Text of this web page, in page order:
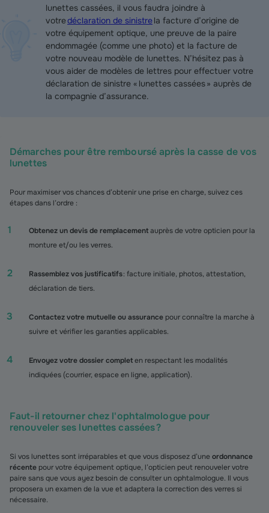
lunettes cassées, il vous faudra joindre à
votredéclaration de sinistrela facture d’origine de
votre équipement optique, une preuve de la paire
endommagée (comme une photo) et la facture de
votre nouveau modèle de lunettes. N’hésitez pas à
vous aider de modèles de lettres pour effectuer votre
déclaration de sinistre « lunettes cassées » auprès de
la compagnie d’assurance.
Démarches pour être remboursé après la casse de vos
lunettes
Pour maximiser vos chances d’obtenir une prise en charge, suivez ces
étapes dans l’ordre :
Obtenez un devis de remplacementauprès de votre opticien pour la
monture et/ou les verres.
Rassemblez vos justificatifs: facture initiale, photos, attestation,
déclaration de tiers.
Contactez votre mutuelle ou assurance pour connaître la marche à
suivre et vérifier les garanties applicables.
Envoyez votre dossier completen respectant les modalités
indiquées (courrier, espace en ligne, application).
Faut-il retourner chez l'ophtalmologue pour
renouveler ses lunettes cassées ?
Si vos lunettes sont irréparables et que vous disposez d’uneordonnance
récente pour votre équipement optique, l’opticien peut renouveler votre
paire sans que vous ayez besoin de consulter un ophtalmologue. Il vous
proposera un examen de la vue et adaptera la correction des verres si
nécessaire.